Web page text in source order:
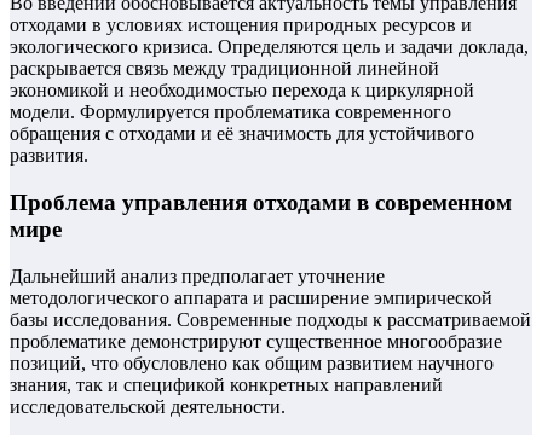
отходами в условиях истощения природных ресурсов и
экологического кризиса. Определяются цель и задачи доклада,
раскрывается связь между традиционной линейной
экономикой и необходимостью перехода к циркулярной
модели. Формулируется проблематика современного
обращения с отходами и её значимость для устойчивого
развития.
Проблема управления отходами в современном
мире
Дальнейший анализ предполагает уточнение
методологического аппарата и расширение эмпирической
базы исследования. Современные подходы к рассматриваемой
проблематике демонстрируют существенное многообразие
позиций, что обусловлено как общим развитием научного
знания, так и спецификой конкретных направлений
исследовательской деятельности.